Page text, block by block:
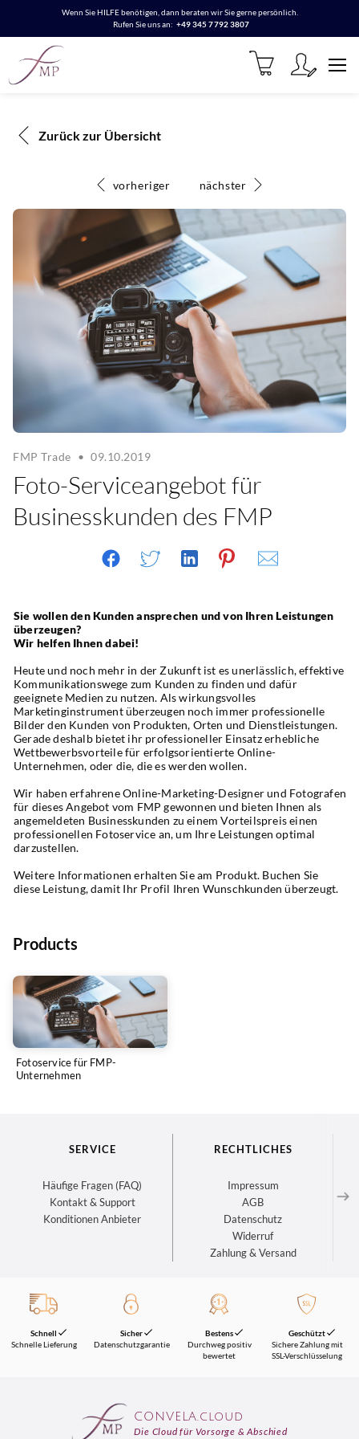
Wenn Sie HILFE benötigen, dann beraten wir Sie gerne persönlich.
Rufen Sie uns an: +49 345 7792 3807
Zurück zur Übersicht
vorheriger nächster
FMP Trade • 09.10.2019
Foto-Serviceangebot für
Businesskunden des FMP
Sie wollen den Kunden ansprechen und von Ihren Leistungen
überzeugen?
Wir helfen Ihnen dabei!
Heute und noch mehr in der Zukunft ist es unerlässlich, effektive
Kommunikationswege zum Kunden zu finden und dafür
geeignete Medien zu nutzen. Als wirkungsvolles
Marketinginstrument überzeugen noch immer professionelle
Bilder den Kunden von Produkten, Orten und Dienstleistungen.
Gerade deshalb bietet ihr professioneller Einsatz erhebliche
Wettbewerbsvorteile für erfolgsorientierte Online-
Unternehmen, oder die, die es werden wollen.
Wir haben erfahrene Online-Marketing-Designer und Fotografen
für dieses Angebot vom FMP gewonnen und bieten Ihnen als
angemeldeten Businesskunden zu einem Vorteilspreis einen
professionellen Fotoservice an, um Ihre Leistungen optimal
darzustellen.
Weitere Informationen erhalten Sie am Produkt. Buchen Sie
diese Leistung, damit Ihr Profil Ihren Wunschkunden überzeugt.
Products
Fotoservice für FMP-
Unternehmen
SERVICE
Häufige Fragen (FAQ)
Kontakt & Support
Konditionen Anbieter
RECHTLICHES
Impressum
AGB
Datenschutz
Widerruf
Zahlung & Versand
Schnell
Schnelle Lieferung
Sicher
Datenschutzgarantie
Bestens
Durchweg positiv
bewertet
Geschützt
Sichere Zahlung mit
SSL-Verschlüsselung
CONVELA.cloud
Die Cloud für Vorsorge & Abschied